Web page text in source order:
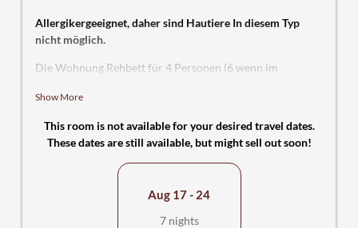
Allergikergeeignet, daher sind Hautiere In diesem Typ
nicht möglich.
Die Wohnung Rehbett für 4 Personen (6 wenn im
zwei gemütlichen Schlafzimmern, eins mit Doppelbett und
Kleiderschrank. Vom Balkon hat man eine schöne Sicht in
die grüne Umgebung. Im Wohnraum finden Sie neben
einer Couch auch ein hochwertiges Doppelschrankbett
(40“) mit Sat-Receiver und Radioempfang über den auch
Multimedia-Dateien über USB abspielbar sind lassen sich
Show More
This room is not available for your desired travel dates.
These dates are still available, but might sell out soon!
Aug 17 - 24
7 nights